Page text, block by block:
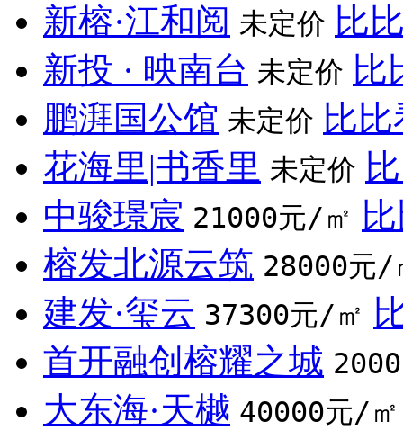
新榕·江和阅 未定价 比
新投 · 映南台 未定价 比
鹏湃国公馆 未定价 比比
花海里|书香里 未定价
中骏璟宸 21000元/㎡
榕发北源云筑 28000元/
建发·玺云 37300元/㎡
首开融创榕耀之城
大东海·天樾 40000元/㎡